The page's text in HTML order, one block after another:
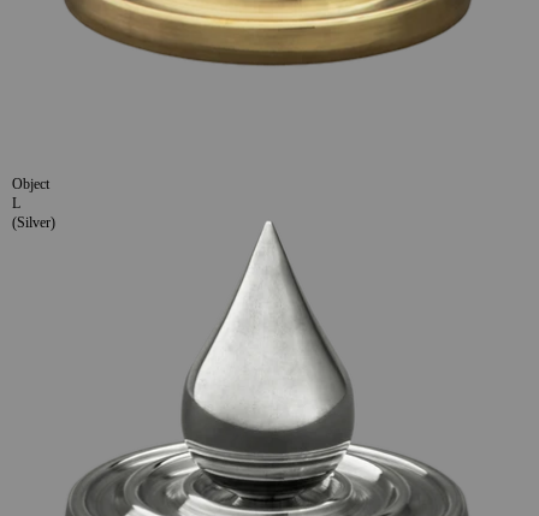
Object
L
(Silver)